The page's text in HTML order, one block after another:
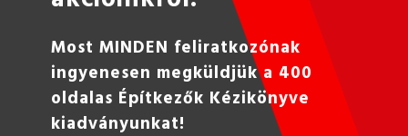
Most MINDEN feliratkozónak
ingyenesen megküldjük a 400
oldalas Építkezők Kézikönyve
kiadványunkat!